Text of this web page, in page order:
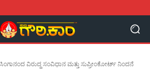
ವಿರುದ್ದ ಸಂವಿಧಾನ ಮತ್ತು ಸುಪ್ರೀಂಕೋರ್ಟ್ ನಿಂದನೆ